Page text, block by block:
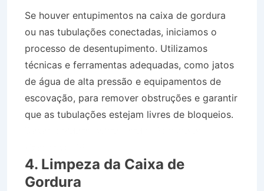
Se houver entupimentos na caixa de gordura
ou nas tubulações conectadas, iniciamos o
processo de desentupimento. Utilizamos
técnicas e ferramentas adequadas, como jatos
de água de alta pressão e equipamentos de
escovação, para remover obstruções e garantir
que as tubulações estejam livres de bloqueios.
4. Limpeza da Caixa de
Gordura